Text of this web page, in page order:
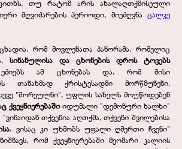
თუ რატომ არის ახალაღთქმისეული
მღვიძარების პერიოდი, მიეძღვნა ცალკე
რომ მოვლენათა პანორამა, რომელიც
სინანულისა და ცხონების დროს ტოვებს
ამ ცხონებას და, რომ მისი
თანახმად ქრისტესადმი მორწმუნენი,
"შორეულნი", უფლის სახელს მოუწოდებენ
ქვეყნიერებაშიიდუმალი "დემონური ხალხი"
თქვენია აღთქმა, თქვენი შვილებისა
, ვისაც კი უხმობს უფალი ღმერთი ჩვენი"
რომ ქვეყნიერებაში მეომარი კალიის